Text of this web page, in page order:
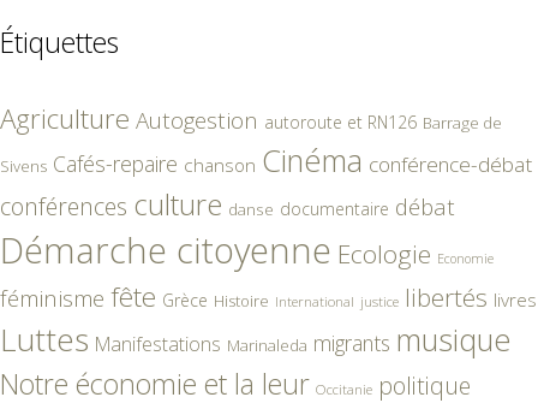
Étiquettes
Agriculture Autogestion autoroute et RN126 Barrage de
Sivens Cafés-repaire chanson Cinéma conférence-débat
conférences culture danse documentaire débat
Démarche citoyenne Ecologie Economie
féminisme fête Grèce Histoire International justice libertés livres
Luttes Manifestations Marinaleda migrants musique
Notre économie et la leur Occitanie politique